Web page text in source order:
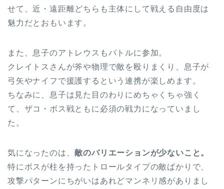
せて、近・遠距離どちらも主体にして戦える自由度は
魅力だとおもいます。
また、息子のアトレウスもバトルに参加。
クレイトスさんが斧や物理で敵を殴りまくり、息子が
弓矢やナイフで援護するという連携が楽しめます。
ちなみに、息子は見た目のわりにめちゃくちゃ強く
て、ザコ・ボス戦ともに必須の戦力になっていまし
た。
気になったのは、敵のバリエーションが少ないこと。
特にボスが柱を持ったトロールタイプの敵ばかりで、
攻撃パターンにちがいはあれどマンネリ感がありまし